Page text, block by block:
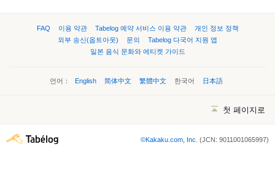
FAQ 이용 약관 Tabelog 예약 서비스 이용 약관
개인 정보 정책
외부 송신(옵트아웃)
문의
Tabelog 다국어 지원 앱
일본 음식 문화와 에티켓 가이드
언어： English 简体中文 繁體中文 한국어 日本語
첫 페이지로
©Kakaku.com, Inc. (JCN: 9011001065997)